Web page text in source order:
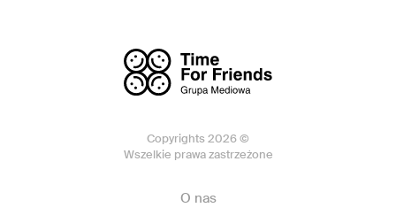
Copyrights 2026 ©
Wszelkie prawa zastrzeżone
O nas